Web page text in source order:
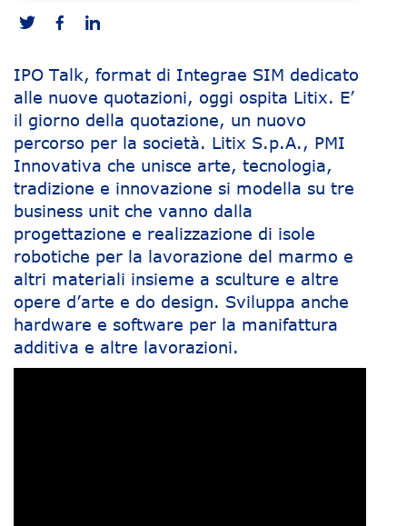
IPO Talk, format di Integrae SIM dedicato
alle nuove quotazioni, oggi ospita Litix. E’
il giorno della quotazione, un nuovo
percorso per la società. Litix S.p.A., PMI
Innovativa che unisce arte, tecnologia,
tradizione e innovazione si modella su tre
business unit che vanno dalla
progettazione e realizzazione di isole
robotiche per la lavorazione del marmo e
altri materiali insieme a sculture e altre
opere d’arte e do design. Sviluppa anche
hardware e software per la manifattura
additiva e altre lavorazioni.